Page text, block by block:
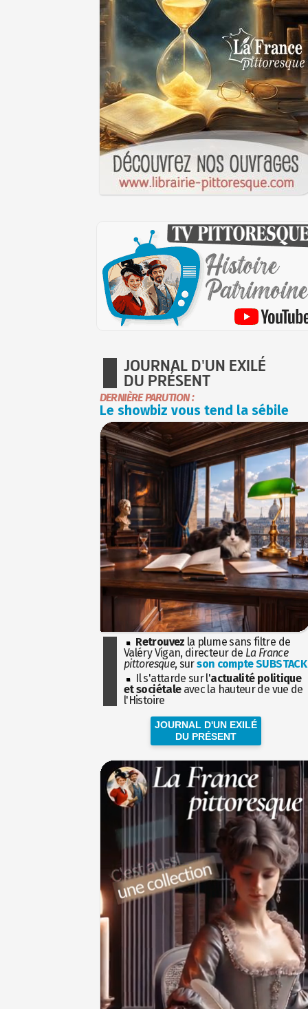
JOURNAL D'UN EXILÉ
DU PRÉSENT
DERNIÈRE PARUTION :
Le showbiz vous tend la sébile
Retrouvez la plume sans filtre de
Valéry Vigan, directeur de La France
pittoresque, surson compte SUBSTACK
Il s'attarde sur l'actualité politique
et sociétaleavec la hauteur de vue de
l'Histoire
JOURNAL D'UN EXILÉ
DU PRÉSENT